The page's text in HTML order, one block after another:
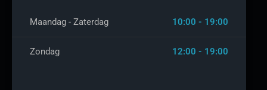
Maandag - Zaterdag 10:00 - 19:00
Zondag 12:00 - 19:00